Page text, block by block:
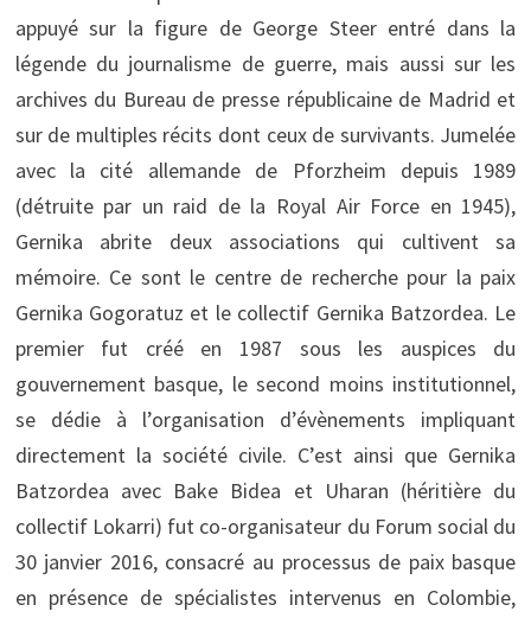
appuyé sur la figure de George Steer entré dans la
légende du journalisme de guerre, mais aussi sur les
archives du Bureau de presse républicaine de Madrid et
sur de multiples récits dont ceux de survivants. Jumelée
avec la cité allemande de Pforzheim depuis 1989
(détruite par un raid de la Royal Air Force en 1945),
Gernika abrite deux associations qui cultivent sa
mémoire. Ce sont le centre de recherche pour la paix
Gernika Gogoratuz et le collectif Gernika Batzordea. Le
premier fut créé en 1987 sous les auspices du
gouvernement basque, le second moins institutionnel,
se dédie à l’organisation d’évènements impliquant
directement la société civile. C’est ainsi que Gernika
Batzordea avec Bake Bidea et Uharan (héritière du
collectif Lokarri) fut co-organisateur du Forum social du
30 janvier 2016, consacré au processus de paix basque
en présence de spécialistes intervenus en Colombie,